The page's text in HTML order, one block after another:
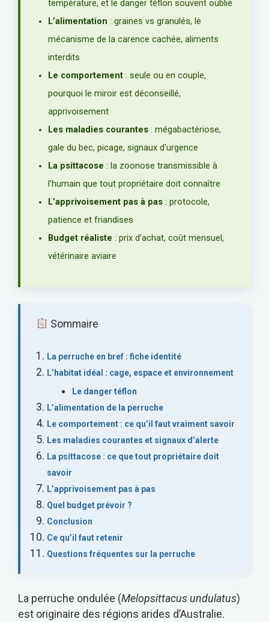
température, et le danger téflon souvent oublié
L’alimentation : graines vs granulés, le
mécanisme de la carence cachée, aliments
interdits
Le comportement : seule ou en couple,
pourquoi le miroir est déconseillé,
apprivoisement
Les maladies courantes : mégabactériose,
gale du bec, picage, signaux d’urgence
La psittacose : la zoonose transmissible à
l’humain que tout propriétaire doit connaître
L’apprivoisement pas à pas : protocole,
patience et friandises
Budget réaliste : prix d’achat, coût mensuel,
vétérinaire aviaire
Sommaire
La perruche en bref : fiche identité
L’habitat idéal : cage, espace et environnement
Le danger téflon
L’alimentation de la perruche
Le comportement : ce qu’il faut vraiment savoir
Les maladies courantes et signaux d’alerte
La psittacose : ce que tout propriétaire doit
savoir
L’apprivoisement pas à pas
Quel budget prévoir ?
Conclusion
Ce qu’il faut retenir
Questions fréquentes sur la perruche
La perruche ondulée (Melopsittacus undulatus)
est originaire des régions arides d’Australie.